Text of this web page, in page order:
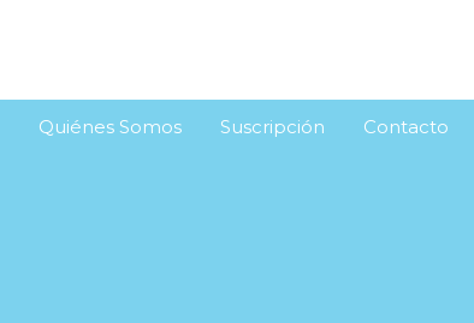
Quiénes Somos Suscripción Contacto